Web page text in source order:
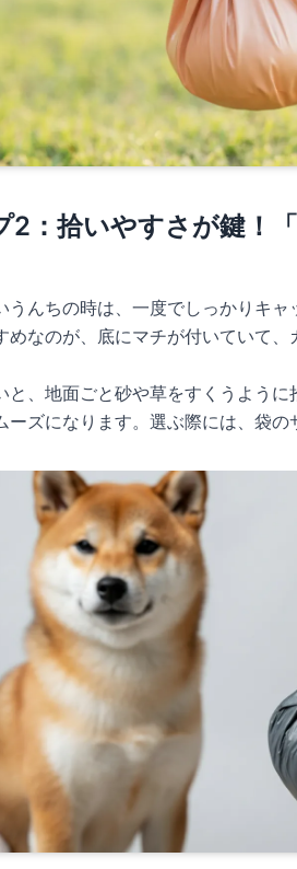
2：拾いやすさが鍵！
うんちの時は、一度でしっかりキャ
めなのが、底にマチが付いていて
と、地面ごと砂や草をすくうよう
ーズになります。選ぶ際には、袋の